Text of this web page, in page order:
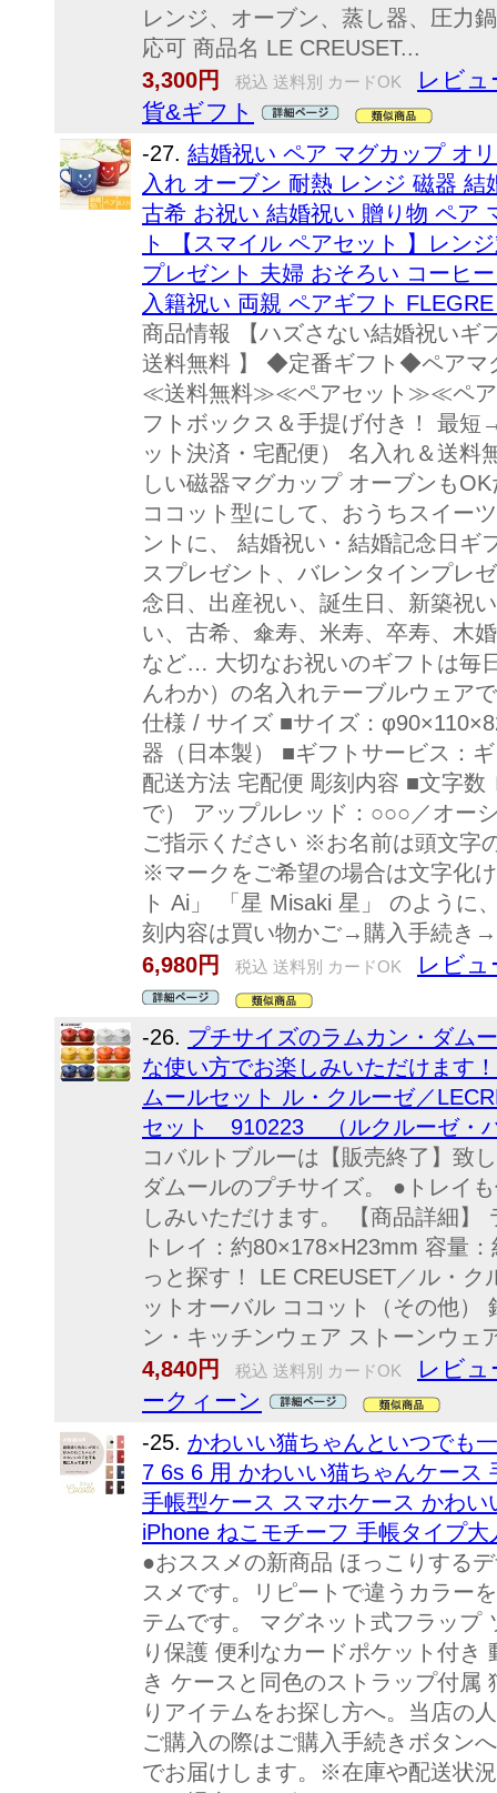
レンジ、オーブン、蒸し器、圧力
応可 商品名 LE CREUSET...
3,300円
税込 送料別 カードOK
レビュ
貨&ギフト
-27. 結婚祝い ペア マグカップ オ
入れ オーブン 耐熱 レンジ 磁器
古希 お祝い 結婚祝い 贈り物 ペア
ト 【スマイル ペアセット 】レン
プレゼント 夫婦 おそろい コーヒ
入籍祝い 両親 ペアギフト
商品情報 【ハズさない結婚祝いギ
送料無料 】 ◆定番ギフト◆ペアマ
≪送料無料≫≪ペアセット≫≪ペア
フトボックス＆手提げ付き！ 最
ット決済・宅配便） 名入れ＆送料
しい磁器マグカップ オーブンも
ココット型にして、おうちスイー
ントに、 結婚祝い・結婚記念日ギ
スプレゼント、バレンタインプレ
念日、出産祝い、誕生日、新築祝
い、古希、傘寿、米寿、卒寿、木
など… 大切なお祝いのギフトは毎
んわか）の名入れテーブルウェア
仕様 / サイズ ■サイズ：
器（日本製） ■ギフトサービス：
配送方法 宅配便 彫刻内容 ■文字数
で） アップルレッド：○○○／オ
ご指示ください ※お名前は頭文字
※マークをご希望の場合は文字化
ト Ai」 「星 Misaki 星」 のよう
刻内容は買い物かご→購入手続き
6,980円
税込 送料別 カードOK レビュ
-26. プチサイズのラムカン・ダム
な使い方でお楽しみいただけます
ムールセット ル・クルーゼ／
セット 910223 （ルクルーゼ・
コバルトブルーは【販売終了】致
ダムールのプチサイズ。 ●トレイ
しみいただけます。 【商品詳細】
トレイ：約80×178×H23mm 容量
っと探す！ LE CREUSET／ル・
ットオーバル ココット（その他）
ン・キッチンウェア ストーンウ
4,840円
税込 送料別 カードOK
レビュ
ークィーン
-25. かわいい猫ちゃんといつでも
7 6s 6 用 かわいい猫ちゃんケース
手帳型ケース スマホケース かわ
iPhone ねこモチーフ 手帳タイプ
●おススメの新商品 ほっこりする
スメです。リピートで違うカラー
テムです。 マグネット式フラップ
り保護 便利なカードポケット付き
き ケースと同色のストラップ付属
りアイテムをお探し方へ。当店の
ご購入の際はご購入手続きボタン
でお届けします。※在庫や配送状